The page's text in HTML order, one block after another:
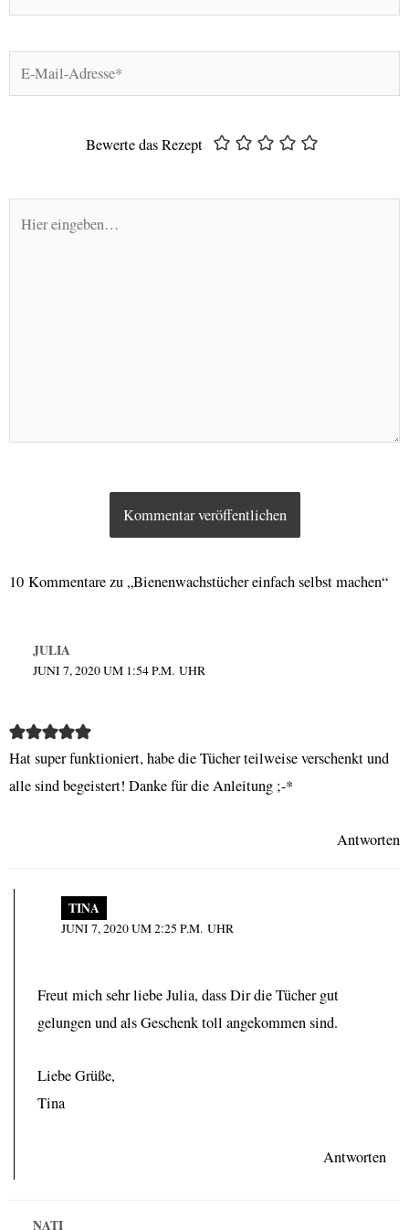
E-
Mail-
Bewerte das Rezept
eingeben…
10 Kommentare zu „Bienenwachstücher einfach selbst machen“
JULIA
JUNI 7, 2020 UM 1:54 P.M. UHR
Hat super funktioniert, habe die Tücher teilweise verschenkt und
alle sind begeistert! Danke für die Anleitung ;-*
Antworten
TINA
JUNI 7, 2020 UM 2:25 P.M. UHR
Freut mich sehr liebe Julia, dass Dir die Tücher gut
gelungen und als Geschenk toll angekommen sind.
Liebe Grüße,
Tina
Antworten
NATI